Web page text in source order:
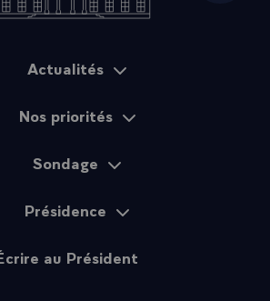
Actualités
Nos priorités
Sondage
Présidence
au Président